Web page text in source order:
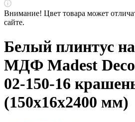
Внимание! Цвет товара может
сайте.
Белый плинтус
МДФ Madest
02-150-16
(150х16х2400 мм)